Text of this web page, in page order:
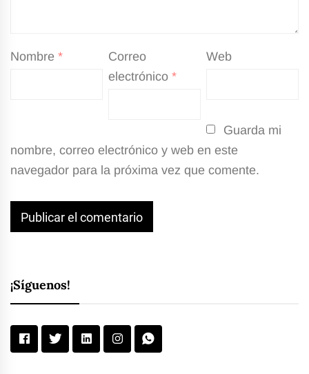
Nombre *
Correo
electrónico*
Web
Guarda mi
nombre, correo electrónico y web en este
navegador para la próxima vez que comente.
¡Síguenos!